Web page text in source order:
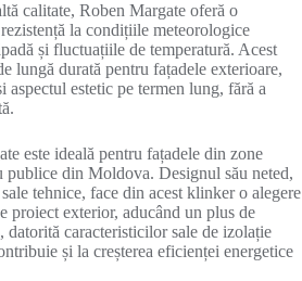
calitate, Roben Margate oferă o
la condițiile meteorologice
și fluctuațiile de temperatură. Acest
lungă durată pentru fațadele exterioare,
aspectul estetic pe termen lung, fără a
este ideală pentru fațadele din zone
publice din Moldova. Designul său neted,
tehnice, face din acest klinker o alegere
proiect exterior, aducând un plus de
caracteristicilor sale de izolație
și la creșterea eficienței energetice